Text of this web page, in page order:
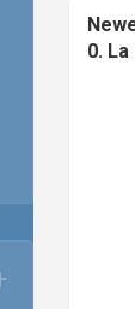
0.